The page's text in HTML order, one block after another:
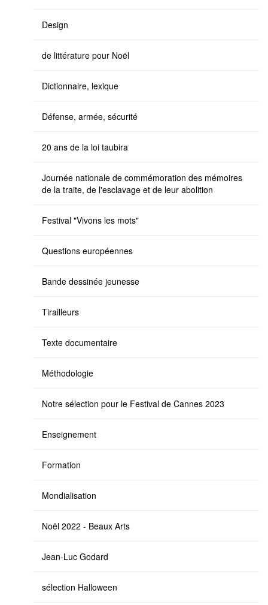
Design
de littérature pour Noël
Dictionnaire, lexique
Défense, armée, sécurité
20 ans de la loi taubira
Journée nationale de commémoration des mémoires
de la traite, de l'esclavage et de leur abolition
Festival "Vivons les mots"
Questions européennes
Bande dessinée jeunesse
Tirailleurs
Texte documentaire
Méthodologie
Notre sélection pour le Festival de Cannes 2023
Enseignement
Formation
Mondialisation
Noël 2022 - Beaux Arts
Jean-Luc Godard
sélection Halloween